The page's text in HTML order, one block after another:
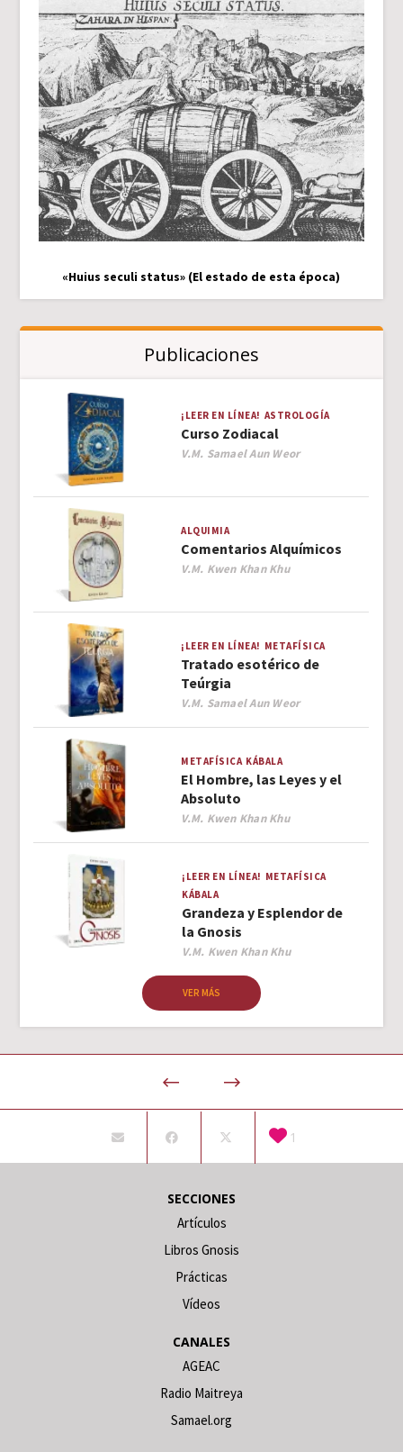
«Huius seculi status» (El estado de esta época)
Publicaciones
¡LEER EN LÍNEA! ASTROLOGÍA
Curso Zodiacal
Author
V.M. Samael Aun Weor
ALQUIMIA
Comentarios Alquímicos
Author
V.M. Kwen Khan Khu
¡LEER EN LÍNEA! METAFÍSICA
Tratado esotérico de
Teúrgia
Author
V.M. Samael Aun Weor
METAFÍSICA KÁBALA
El Hombre, las Leyes y el
Absoluto
Author
V.M. Kwen Khan Khu
¡LEER EN LÍNEA! METAFÍSICA
KÁBALA
Grandeza y Esplendor de
la Gnosis
Author
V.M. Kwen Khan Khu
VER MÁS
1
SECCIONES
Artículos
Libros Gnosis
Prácticas
Vídeos
CANALES
AGEAC
Radio Maitreya
Samael.org